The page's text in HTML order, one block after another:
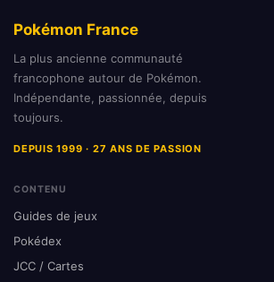
Pokémon France
La plus ancienne communauté
francophone autour de Pokémon.
Indépendante, passionnée, depuis
toujours.
DEPUIS 1999 · 27 ANS DE PASSION
CONTENU
Guides de jeux
Pokédex
JCC / Cartes